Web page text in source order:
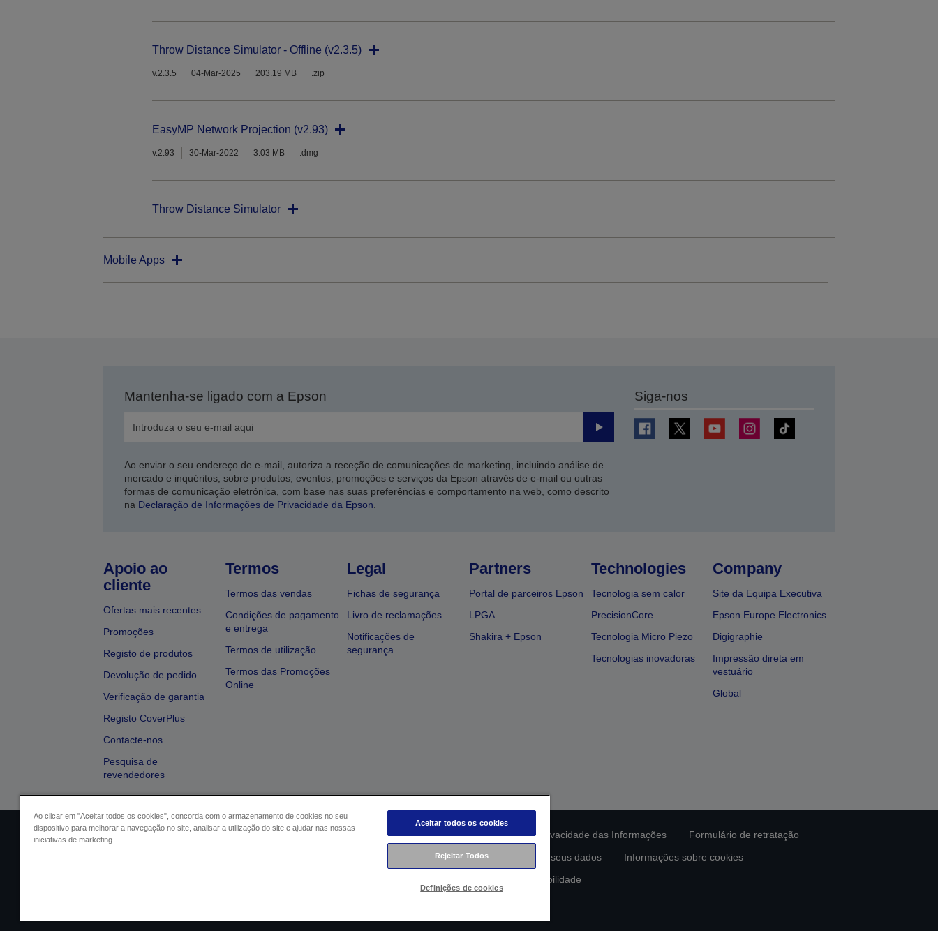
Throw Distance Simulator - Offline (v2.3.5)
v.2.3.5 04-Mar-2025 203.19 MB .zip
EasyMP Network Projection (v2.93)
v.2.93 30-Mar-2022 3.03 MB .dmg
Throw Distance Simulator
Mobile Apps
Mantenha-se ligado com a Epson
Enviar
Ao enviar o seu endereço de e-mail, autoriza a receção de comunicações de marketing, incluindo análise de
mercado e inquéritos, sobre produtos, eventos, promoções e serviços da Epson através de e-mail ou outras
formas de comunicação eletrónica, com base nas suas preferências e comportamento na web, como descrito
na Declaração de Informações de Privacidade da Epson.
Siga-nos
Apoio ao
cliente
Ofertas mais recentes
Promoções
Registo de produtos
Devolução de pedido
Verificação de garantia
Registo CoverPlus
Contacte-nos
Pesquisa de
revendedores
Termos
Termos das vendas
Condições de pagamento
e entrega
Termos de utilização
Termos das Promoções
Online
Legal
Fichas de segurança
Livro de reclamações
Notificações de
segurança
Partners
Portal de parceiros Epson
LPGA
Shakira + Epson
Technologies
Tecnologia sem calor
PrecisionCore
Tecnologia Micro Piezo
Tecnologias inovadoras
Company
Site da Equipa Executiva
Epson Europe Electronics
Digigraphie
Impressão direta em
vestuário
Global
Identificação do vendedor Identificação da conformidade do produto Declaração de Privacidade das Informações
Formulário de retratação
Contacte-nos sobre os seus dados
Informações sobre cookies
Compromisso da Epson para com a acessibilidade
Ao clicar em "Aceitar todos os cookies", concorda com o armazenamento de cookies no seu
dispositivo para melhorar a navegação no site, analisar a utilização do site e ajudar nas nossas
iniciativas de marketing.
Aceitar todos os cookies
Rejeitar Todos
Definições de cookies